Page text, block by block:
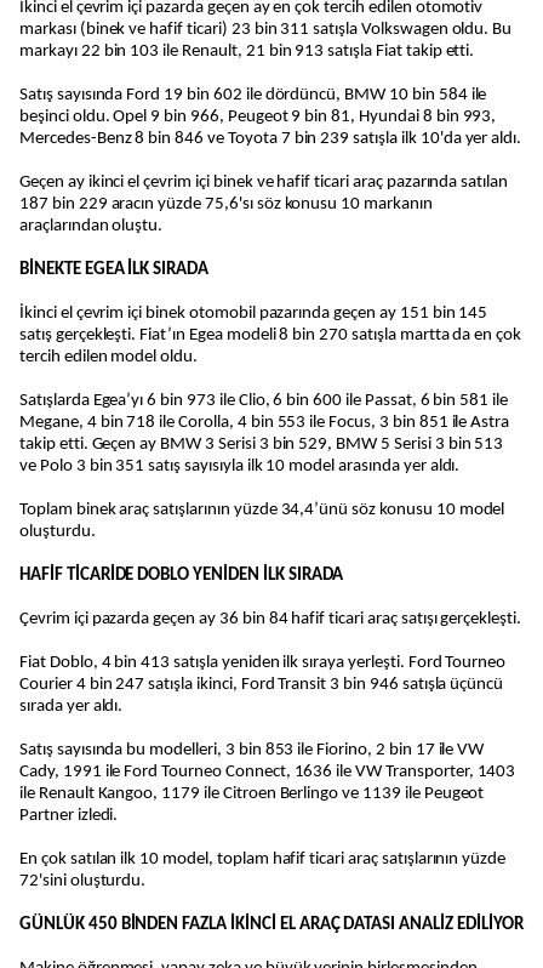
İkinci el çevrim içi pazarda geçen ay en çok tercih edilen otomotiv
markası (binek ve hafif ticari) 23 bin 311 satışla Volkswagen oldu. Bu
markayı 22 bin 103 ile Renault, 21 bin 913 satışla Fiat takip etti.
Satış sayısında Ford 19 bin 602 ile dördüncü, BMW 10 bin 584 ile
beşinci oldu. Opel 9 bin 966, Peugeot 9 bin 81, Hyundai 8 bin 993,
Mercedes-Benz 8 bin 846 ve Toyota 7 bin 239 satışla ilk 10'da yer aldı.
Geçen ay ikinci el çevrim içi binek ve hafif ticari araç pazarında satılan
187 bin 229 aracın yüzde 75,6'sı söz konusu 10 markanın
araçlarından oluştu.
BİNEKTE EGEA İLK SIRADA
İkinci el çevrim içi binek otomobil pazarında geçen ay 151 bin 145
satış gerçekleşti. Fiat’ın Egea modeli 8 bin 270 satışla martta da en çok
tercih edilen model oldu.
Satışlarda Egea’yı 6 bin 973 ile Clio, 6 bin 600 ile Passat, 6 bin 581 ile
Megane, 4 bin 718 ile Corolla, 4 bin 553 ile Focus, 3 bin 851 ile Astra
takip etti. Geçen ay BMW 3 Serisi 3 bin 529, BMW 5 Serisi 3 bin 513
ve Polo 3 bin 351 satış sayısıyla ilk 10 model arasında yer aldı.
Toplam binek araç satışlarının yüzde 34,4’ünü söz konusu 10 model
oluşturdu.
HAFİF TİCARİDE DOBLO YENİDEN İLK SIRADA
Çevrim içi pazarda geçen ay 36 bin 84 hafif ticari araç satışı gerçekleşti.
Fiat Doblo, 4 bin 413 satışla yeniden ilk sıraya yerleşti. Ford Tourneo
Courier 4 bin 247 satışla ikinci, Ford Transit 3 bin 946 satışla üçüncü
sırada yer aldı.
Satış sayısında bu modelleri, 3 bin 853 ile Fiorino, 2 bin 17 ile VW
Cady, 1991 ile Ford Tourneo Connect, 1636 ile VW Transporter, 1403
ile Renault Kangoo, 1179 ile Citroen Berlingo ve 1139 ile Peugeot
Partner izledi.
En çok satılan ilk 10 model, toplam hafif ticari araç satışlarının yüzde
72'sini oluşturdu.
GÜNLÜK 450 BİNDEN FAZLA İKİNCİ EL ARAÇ DATASI ANALİZ EDİLİYOR